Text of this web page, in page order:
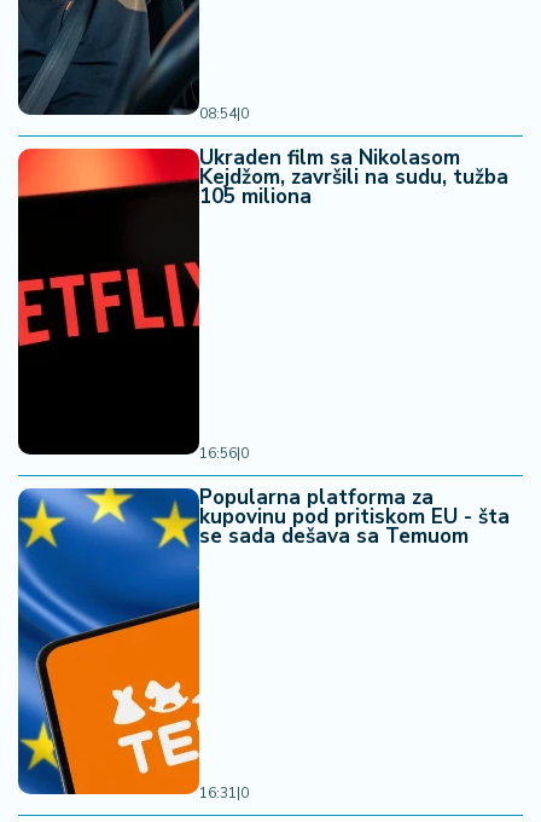
08:54|0
Ukraden film sa Nikolasom
Kejdžom, završili na sudu, tužba
105 miliona
16:56|0
Popularna platforma za
kupovinu pod pritiskom EU - šta
se sada dešava sa Temuom
16:31|0